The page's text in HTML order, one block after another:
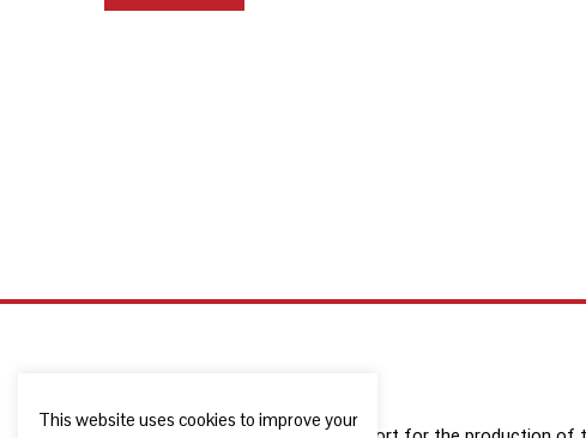
This website uses cookies to improve your